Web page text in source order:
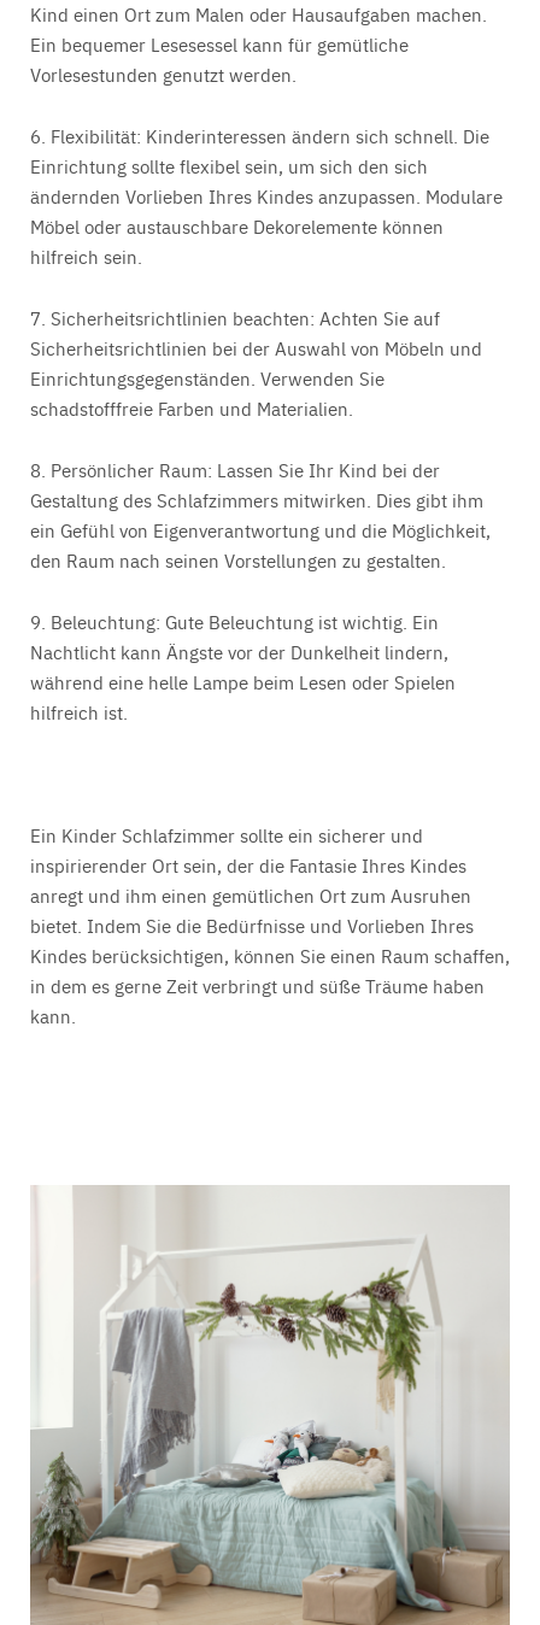
Kind einen Ort zum Malen oder Hausaufgaben machen.
Ein bequemer Lesesessel kann für gemütliche
Vorlesestunden genutzt werden.
6. Flexibilität: Kinderinteressen ändern sich schnell. Die
Einrichtung sollte flexibel sein, um sich den sich
ändernden Vorlieben Ihres Kindes anzupassen. Modulare
Möbel oder austauschbare Dekorelemente können
hilfreich sein.
7. Sicherheitsrichtlinien beachten: Achten Sie auf
Sicherheitsrichtlinien bei der Auswahl von Möbeln und
Einrichtungsgegenständen. Verwenden Sie
schadstofffreie Farben und Materialien.
8. Persönlicher Raum: Lassen Sie Ihr Kind bei der
Gestaltung des Schlafzimmers mitwirken. Dies gibt ihm
ein Gefühl von Eigenverantwortung und die Möglichkeit,
den Raum nach seinen Vorstellungen zu gestalten.
9. Beleuchtung: Gute Beleuchtung ist wichtig. Ein
Nachtlicht kann Ängste vor der Dunkelheit lindern,
während eine helle Lampe beim Lesen oder Spielen
hilfreich ist.
Ein Kinder Schlafzimmer sollte ein sicherer und
inspirierender Ort sein, der die Fantasie Ihres Kindes
anregt und ihm einen gemütlichen Ort zum Ausruhen
bietet. Indem Sie die Bedürfnisse und Vorlieben Ihres
Kindes berücksichtigen, können Sie einen Raum schaffen,
in dem es gerne Zeit verbringt und süße Träume haben
kann.